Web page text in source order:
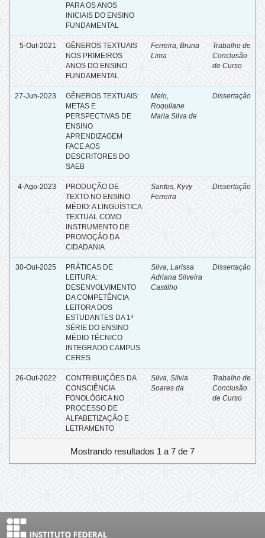
PARA OS ANOS
INICIAIS DO ENSINO
FUNDAMENTAL
5-Out-2021
GÊNEROS TEXTUAIS
NOS PRIMEIROS
ANOS DO ENSINO
FUNDAMENTAL
Ferreira, Bruna
Lima
Trabalho de
Conclusão
de Curso
27-Jun-2023
GÊNEROS TEXTUAIS:
METAS E
PERSPECTIVAS DE
ENSINO
APRENDIZAGEM
FACE AOS
DESCRITORES DO
SAEB
Melo,
Roquilane
Maria Silva de
Dissertação
4-Ago-2023
PRODUÇÃO DE
TEXTO NO ENSINO
MÉDIO: A LINGUÍSTICA
TEXTUAL COMO
INSTRUMENTO DE
PROMOÇÃO DA
CIDADANIA
Santos, Kyvy
Ferreira
Dissertação
30-Out-2025
PRÁTICAS DE
LEITURA:
DESENVOLVIMENTO
DA COMPETÊNCIA
LEITORA DOS
ESTUDANTES DA 1ª
SÉRIE DO ENSINO
MÉDIO TÉCNICO
INTEGRADO CAMPUS
CERES
Silva, Larissa
Adriana Silveira
Castilho
Dissertação
26-Out-2022
CONTRIBUIÇÕES DA
CONSCIÊNCIA
FONOLÓGICA NO
PROCESSO DE
ALFABETIZAÇÃO E
LETRAMENTO
Silva, Silvia
Soares da
Trabalho de
Conclusão
de Curso
Mostrando resultados 1 a 7 de 7